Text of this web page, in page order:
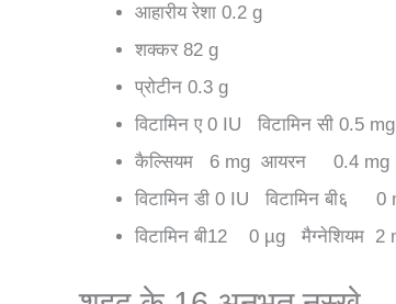
आहारीय रेशा 0.2 g
शक्कर 82 g
प्रोटीन 0.3 g
विटामिन ए 0 IU विटामिन सी 0.5 mg
कैल्सियम 6 mg आयरन 0.4 mg
विटामिन डी 0 IU विटामिन बी६ 0
विटामिन बी12 0 µg मैग्नेशियम 2